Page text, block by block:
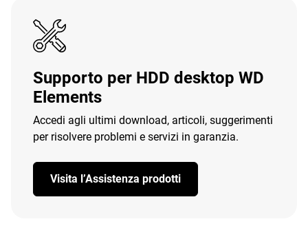
Supporto per HDD desktop WD
Elements
Accedi agli ultimi download, articoli, suggerimenti
per risolvere problemi e servizi in garanzia.
Visita l’Assistenza prodotti